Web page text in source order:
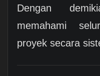
Dengan
memahami
proyek secara